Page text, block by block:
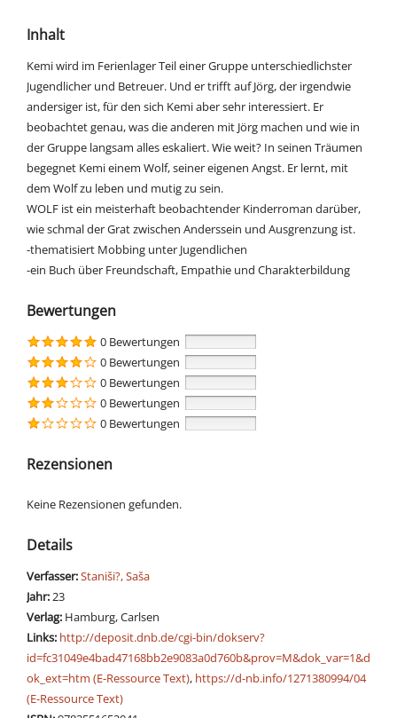
Inhalt
Kemi wird im Ferienlager Teil einer Gruppe unterschiedlichster
Jugendlicher und Betreuer. Und er trifft auf Jörg, der irgendwie
andersiger ist, für den sich Kemi aber sehr interessiert. Er
beobachtet genau, was die anderen mit Jörg machen und wie in
der Gruppe langsam alles eskaliert. Wie weit? In seinen Träumen
begegnet Kemi einem Wolf, seiner eigenen Angst. Er lernt, mit
dem Wolf zu leben und mutig zu sein.
WOLF ist ein meisterhaft beobachtender Kinderroman darüber,
wie schmal der Grat zwischen Anderssein und Ausgrenzung ist.
-thematisiert Mobbing unter Jugendlichen
-ein Buch über Freundschaft, Empathie und Charakterbildung
Bewertungen
0 Bewertungen
0 Bewertungen
0 Bewertungen
0 Bewertungen
0 Bewertungen
Rezensionen
Keine Rezensionen gefunden.
Details
Verfasser:Suche nach diesem Verfasser
Staniši?, Saša
Jahr:23
Verlag: Hamburg, Carlsen
opens in new tab
Links: Diesen Link in neuem Tab öffnen
http://deposit.dnb.de/cgi-bin/dokserv?
id=fc31049e4bad47168bb2e9083a0d760b&prov=M&dok_var=1&d
ok_ext=htm (E-Ressource Text), https://d-nb.info/1271380994/04
(E-Ressource Text)